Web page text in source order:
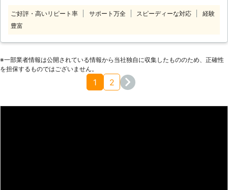
デンは時間が長くなるほど原状回復に
あり、専門家の弊社に剪定や庭のお悩
ロだからこその技術と専門機材を駆使
して、お庭をスピーディーに美しく回
ご好評・高いリピート率 サポート万全 スピーディーな対応
経験
豊富
※⼀部業者情報は公開されている情報から当社独⾃に収集したもののため、正確性
を担保するものではございません。
1 2